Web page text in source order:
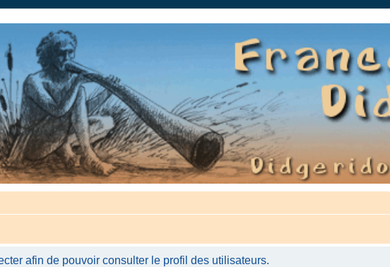
la communauté.
afin de pouvoir consulter le profil des utilisateurs.